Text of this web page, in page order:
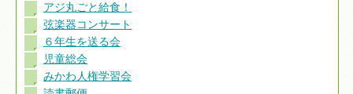
アジ丸ごと給食！
弦楽器コンサート
６年生を送る会
児童総会
みかわ人権学習会